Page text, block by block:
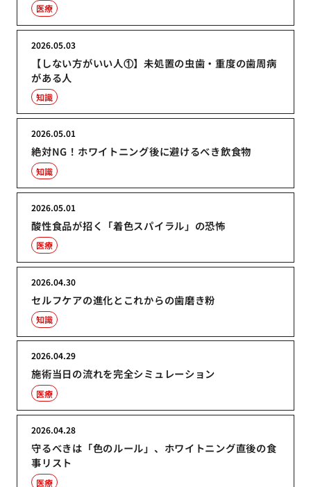
医療
【しない方がいい人①】未処置の虫歯・重度の歯周病
がある人
2026.05.03
知識
絶対NG！ホワイトニング後に避けるべき飲食物
2026.05.01
知識
酸性食品が招く「着色スパイラル」の恐怖
2026.05.01
医療
セルフケアの進化とこれからの歯磨き粉
2026.04.30
知識
施術当日の流れを完全シミュレーション
2026.04.29
医療
守るべきは「色のルール」、ホワイトニング直後の食
事リスト
2026.04.28
医療